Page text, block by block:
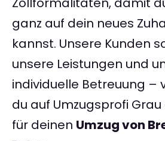
ganz auf dein neues
kannst. Unsere Kunden
unsere Leistungen und
individuelle Betreuung –
du auf Umzugsprofi
für deinen Umzug von